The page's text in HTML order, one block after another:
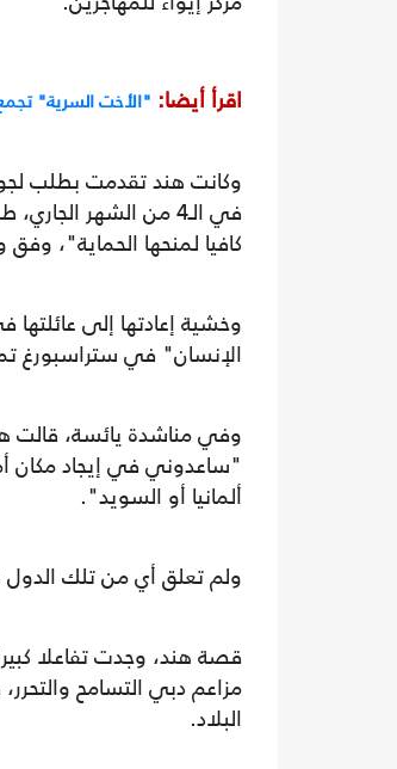
اقرأ أيضا: "الأخت السرية"
وكانت هند تقدمت بطلب
في الـ4 من الشهر
كافيا لمنحها الحماية"،
وخشية إعادتها إلى
الإنسان" في ستراسبورغ
وفي مناشدة يائسة، قالت
ألمانيا أو السويد".
ولم تعلق أي من تلك
قصة هند، وجدت تفاعلا
مزاعم دبي التسامح
البلاد.